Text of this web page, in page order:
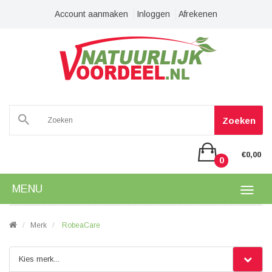
Account aanmaken Inloggen Afrekenen
Zoeken
0
€0,00
MENU
Merk RobeaCare
Kies merk...